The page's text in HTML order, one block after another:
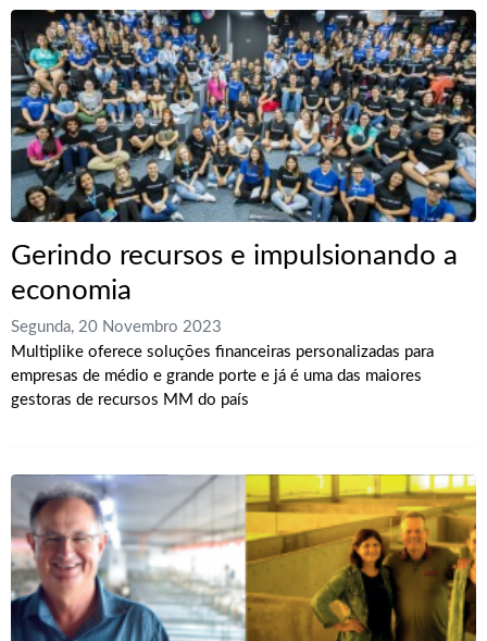
Gerindo recursos e impulsionando a
economia
Segunda, 20 Novembro 2023
Multiplike oferece soluções financeiras personalizadas para
empresas de médio e grande porte e já é uma das maiores
gestoras de recursos MM do país